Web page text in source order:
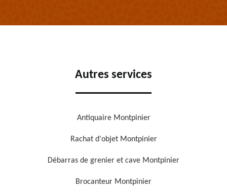
Autres services
Antiquaire Montpinier
Rachat d'objet Montpinier
Débarras de grenier et cave Montpinier
Brocanteur Montpinier